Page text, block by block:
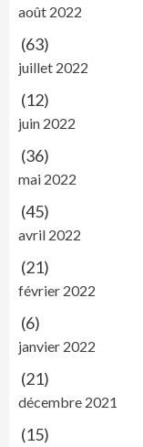
août 2022
(63)
juillet 2022
(12)
juin 2022
(36)
mai 2022
(45)
avril 2022
(21)
février 2022
(6)
janvier 2022
(21)
décembre 2021
(15)